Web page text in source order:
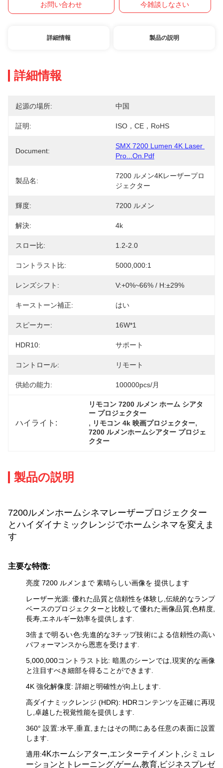
お問い合わせ 今雑談しなさい
詳細情報 製品の説明
詳細情報
起源の場所: 中国
証明: ISO，CE，RoHS
Document:
SMX 7200 Lumen 4K Laser
Pro...on.pdf
製品名:
7200 ルメン4Kレーザープロ
ジェクター
輝度: 7200 ルメン
解決: 4k
スロー比: 1.2-2.0
コントラスト比: 5000,000:1
レンズシフト: V:+0%~66% / H:±29%
キーストーン補正: はい
スピーカー: 16W*1
HDR10: サポート
コントロール: リモート
供給の能力: 100000pcs/月
ハイライト:
リモコン 7200 ルメン ホーム シアタ
ー プロジェクター
, リモコン 4k 映画プロジェクター,
7200 ルメンホームシアター プロジェ
クター
製品の説明
7200ルメンホームシネマレーザープロジェクター
とハイダイナミックレンジでホームシネマを変えま
す
主要な特徴:
亮度 7200 ルメンまで 素晴らしい画像を 提供します
レーザー光源: 優れた品質と信頼性を体験し,伝統的なランプ
ベースのプロジェクターと比較して優れた画像品質,色精度,
長寿,エネルギー効率を提供します.
3倍まで明るい色:先進的な3チップ技術による信頼性の高い
パフォーマンスから恩恵を受けます.
5,000,000コントラスト比: 暗黒のシーンでは,現実的な画像
と注目すべき細部を得ることができます.
4K 強化解像度: 詳細と明確性が向上します.
高ダイナミックレンジ (HDR): HDRコンテンツを正確に再現
し,卓越した視覚性能を提供します.
360° 設置:水平,垂直,またはその間にある任意の表面に設置
します.
適用:4Kホームシアター,エンターテイメント,シミュレ
ーションとトレーニング,ゲーム,教育,ビジネスプレゼ